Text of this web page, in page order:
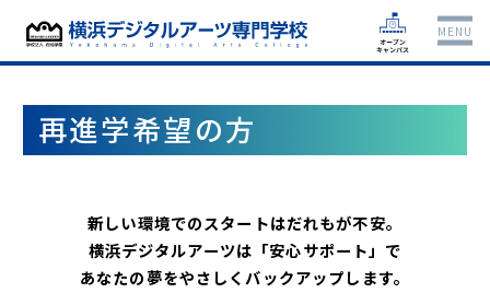
MENU
再進学希望の方
新しい環境でのスタートはだれもが不安。
横浜デジタルアーツは「安心サポート」で
あなたの夢をやさしくバックアップします。